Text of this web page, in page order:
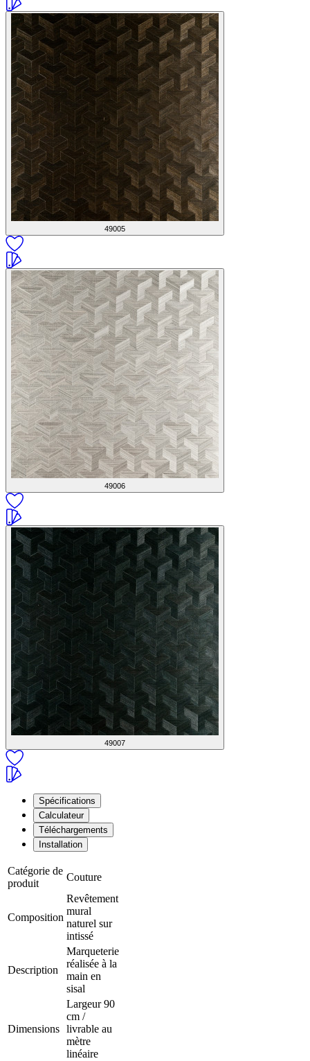
49005
49006
49007
Spécifications
Calculateur
Téléchargements
Installation
Catégorie de
produit
Couture
Composition
Revêtement
mural
naturel sur
intissé
Description
Marqueterie
réalisée à la
main en
sisal
Dimensions
Largeur 90
cm /
livrable au
mètre
linéaire